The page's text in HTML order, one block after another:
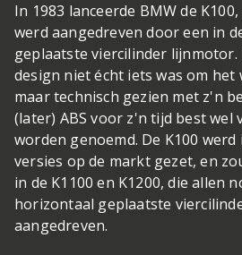
In 1983 lanceerde BMW de
werd aangedreven door een in
geplaatste viercilinder lijnmotor.
design niet écht iets was om het
maar technisch gezien met z'n
(later) ABS voor z'n tijd best
worden genoemd. De K100
versies op de markt gezet, en
in de K1100 en K1200, die allen
horizontaal geplaatste
aangedreven.